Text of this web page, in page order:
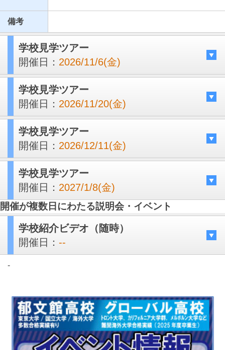
備考
学校見学ツアー
開催日： 2026/11/6(金)
学校見学ツアー
開催日： 2026/11/20(金)
学校見学ツアー
開催日： 2026/12/11(金)
学校見学ツアー
開催日： 2027/1/8(金)
開催が複数日にわたる説明会・イベント
学校紹介ビデオ（随時）
開催日： --
-